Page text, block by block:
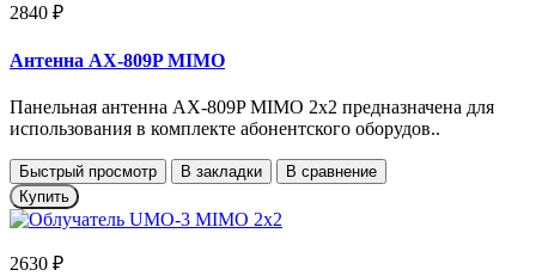
2840 ₽
Антенна AX-809P MIMO
Панельная антенна АX-809P MIMO 2х2 предназначена для
использования в комплекте абонентского оборудов..
Быстрый просмотр В закладки
В сравнение
Купить
2630 ₽